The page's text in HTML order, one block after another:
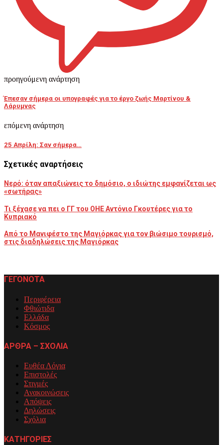
προηγούμενη ανάρτηση
Έπεσαν σήμερα οι υπογραφές για το έργο ζωής Μαρτίνου &
Λάρυμνας
επόμενη ανάρτηση
25 Απρίλη: Σαν σήμερα…
Σχετικές αναρτήσεις
Νερό: όταν απαξιώνεις το δημόσιο, ο ιδιώτης εμφανίζεται ως
«σωτήρας»
Τι ξέχασε να πει ο ΓΓ του ΟΗΕ Αντόνιο Γκουτέρες για το
Κυπριακό
Από το Μανιφέστο της Μαγιόρκας για τον βιώσιμο τουρισμό,
στις διαδηλώσεις της Μαγιόρκας
ΓΕΓΟΝΟΤΑ
Περιφέρεια
Φθιώτιδα
Ελλάδα
Κόσμος
ΑΡΘΡΑ – ΣΧΟΛΙΑ
Ευθέα Λόγια
Επιστολές
Στιγμές
Ανακοινώσεις
Απόψεις
Δηλώσεις
Σχόλια
ΚΑΤΗΓΟΡΙΕΣ